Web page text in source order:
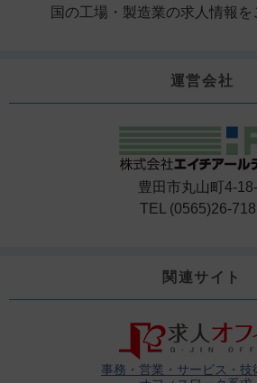
国の工場・製造業の求人情報を
運営会社
豊田市丸山町4-18-
TEL (0565)26-
関連サイト
事務・営業・サービス・技